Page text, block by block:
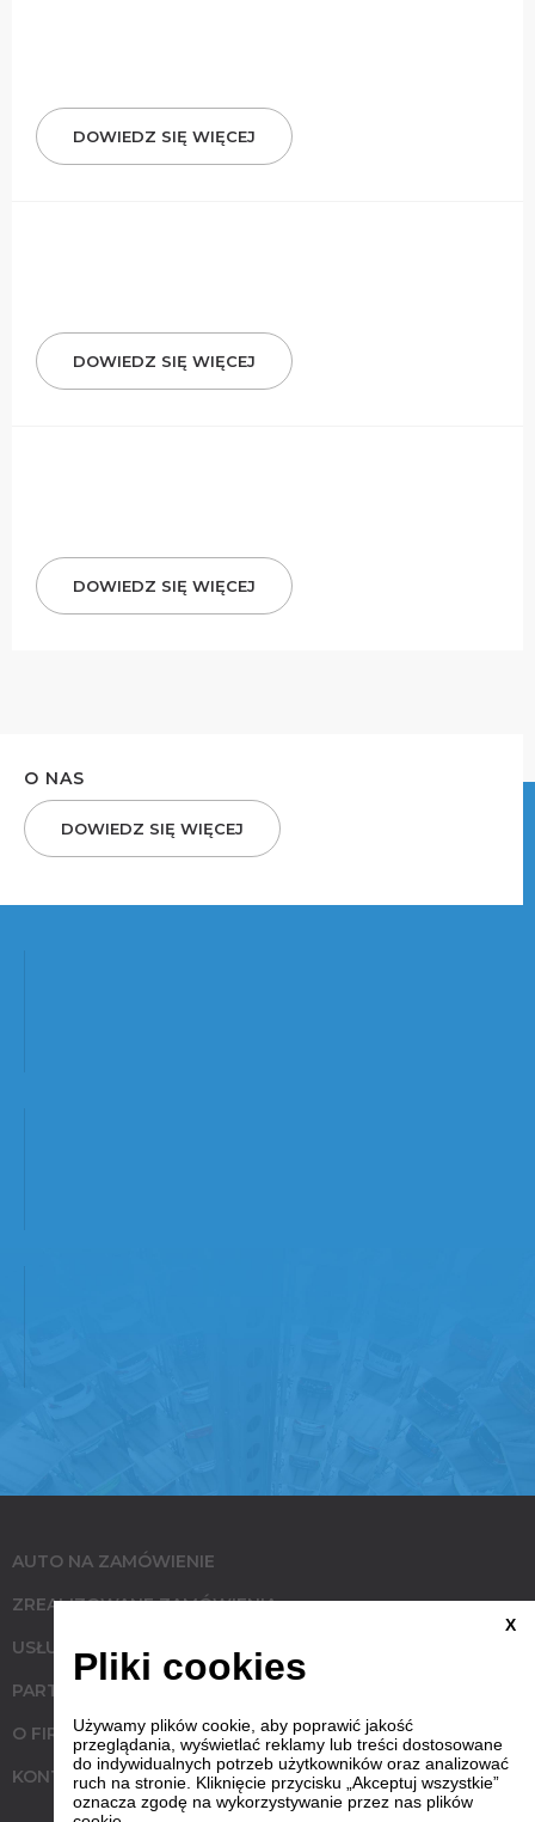
DOWIEDZ SIĘ WIĘCEJ
DOWIEDZ SIĘ WIĘCEJ
DOWIEDZ SIĘ WIĘCEJ
O NAS
DOWIEDZ SIĘ WIĘCEJ
AUTO NA ZAMÓWIENIE
ZREALIZOWANE ZAMÓWIENIA
USŁUGI
PARTNERZY
O FIRMIE
KONTAKT
X
Pliki cookies
Używamy plików cookie, aby poprawić jakość
przeglądania, wyświetlać reklamy lub treści dostosowane
do indywidualnych potrzeb użytkowników oraz analizować
ruch na stronie. Kliknięcie przycisku „Akceptuj wszystkie”
oznacza zgodę na wykorzystywanie przez nas plików